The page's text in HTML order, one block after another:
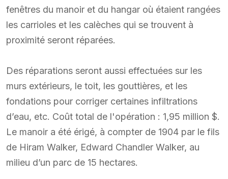
fenêtres du manoir et du hangar où étaient rangées
les carrioles et les calèches qui se trouvent à
proximité seront réparées.
Des réparations seront aussi effectuées sur les
murs extérieurs, le toit, les gouttières, et les
fondations pour corriger certaines infiltrations
d’eau, etc. Coût total de l'opération : 1,95 million $.
Le manoir a été érigé, à compter de 1904 par le fils
de Hiram Walker, Edward Chandler Walker, au
milieu d’un parc de 15 hectares.